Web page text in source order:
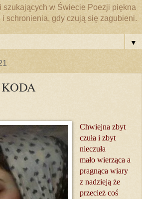
szukających w Świecie Poezji piękna
schronienia, gdy czują się zagubieni.
▼
Chwiejna zbyt
czuła i zbyt
nieczuła
mało wierząca a
pragnąca wiary
z nadzieją że
przecież coś